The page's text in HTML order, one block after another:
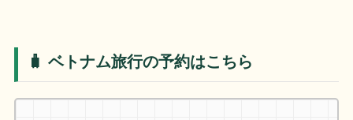
🧳 ベトナム旅行の予約はこちら